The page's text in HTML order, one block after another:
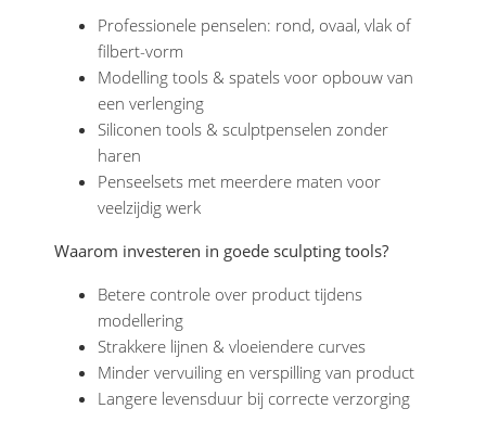
Professionele penselen: rond, ovaal, vlak of
filbert-vorm
Modelling tools & spatels voor opbouw van
een verlenging
Siliconen tools & sculptpenselen zonder
haren
Penseelsets met meerdere maten voor
veelzijdig werk
Waarom investeren in goede sculpting tools?
Betere controle over product tijdens
modellering
Strakkere lijnen & vloeiendere curves
Minder vervuiling en verspilling van product
Langere levensduur bij correcte verzorging